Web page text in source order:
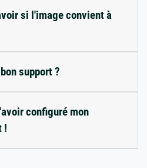
si l'image convient à
support ?
configuré mon
!